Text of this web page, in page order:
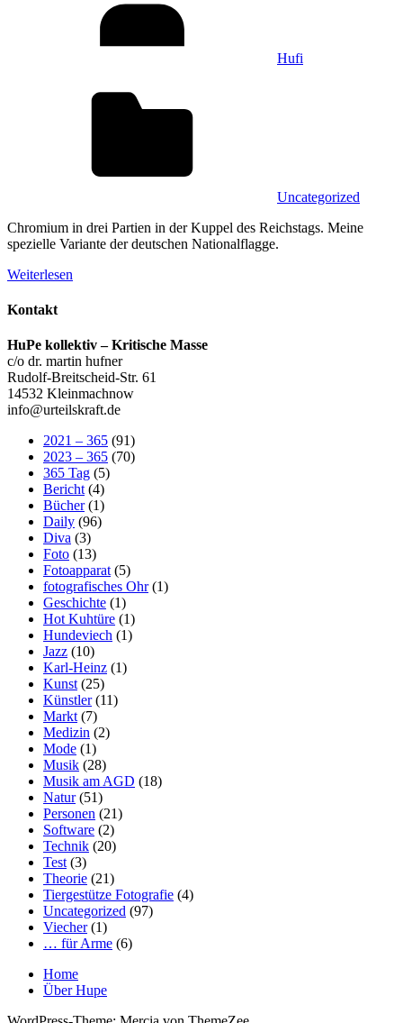
Hufi
Uncategorized
Chromium in drei Partien in der Kuppel des Reichstags. Meine
spezielle Variante der deutschen Nationalflagge.
Weiterlesen
Kontakt
HuPe kollektiv – Kritische Masse
c/o dr. martin hufner
Rudolf-Breitscheid-Str. 61
14532 Kleinmachnow
info@urteilskraft.de
2021 – 365 (91)
2023 – 365 (70)
365 Tag (5)
Bericht (4)
Bücher(1)
Daily (96)
Diva (3)
Foto (13)
Fotoapparat (5)
fotografisches Ohr(1)
Geschichte (1)
Hot Kuhtüre (1)
Hundeviech (1)
Jazz (10)
Karl-Heinz (1)
Kunst (25)
Künstler(11)
Markt (7)
Medizin (2)
Mode (1)
Musik (28)
Musik am AGD (18)
Natur(51)
Personen (21)
Software (2)
Technik (20)
Test (3)
Theorie (21)
Tiergestütze Fotografie (4)
Uncategorized (97)
Viecher(1)
… für Arme (6)
Home
Über Hupe